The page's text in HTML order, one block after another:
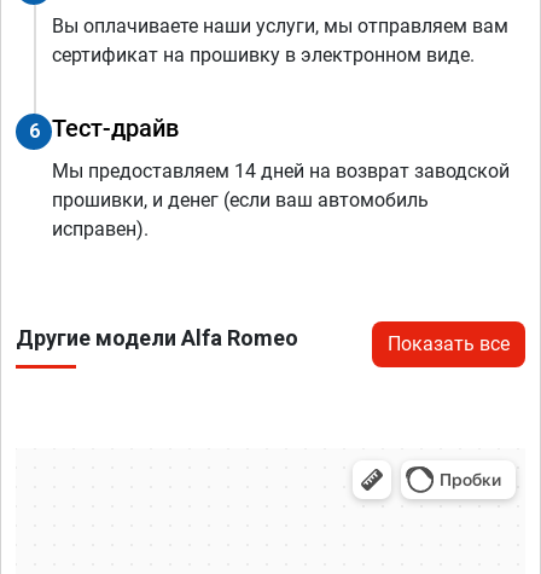
Вы оплачиваете наши услуги, мы отправляем вам
сертификат на прошивку в электронном виде.
6 Тест-драйв
Мы предоставляем 14 дней на возврат заводской
прошивки, и денег (если ваш автомобиль
исправен).
Другие модели Alfa Romeo Показать все